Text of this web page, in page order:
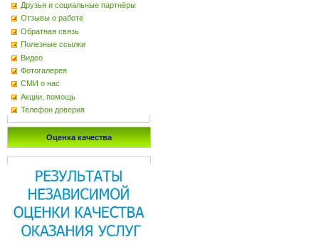
Друзья и социальные партнёры
Отзывы о работе
Обратная связь
Полезные ссылки
Видео
Фотогалерея
СМИ о нас
Акции, помощь
Телефон доверия
Оценка качества